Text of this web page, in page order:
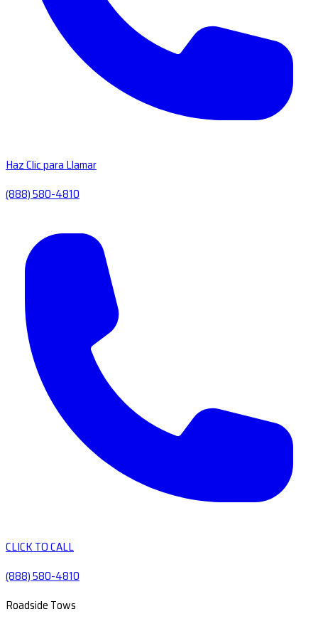
Haz Clic para Llamar
(888) 580-4810
CLICK TO CALL
(888) 580-4810
Roadside Tows